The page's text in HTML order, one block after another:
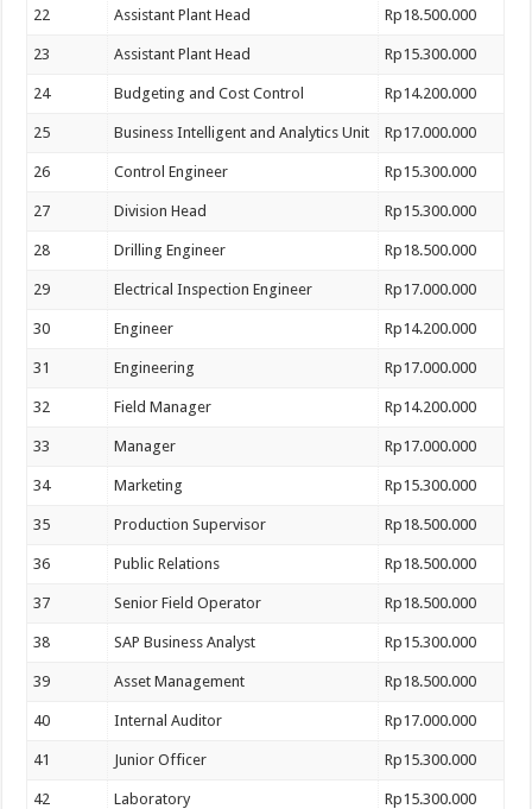
22 Assistant Plant Head Rp18.500.000
23 Assistant Plant Head Rp15.300.000
24 Budgeting and Cost Control Rp14.200.000
25 Business Intelligent and Analytics Unit Rp17.000.000
26 Control Engineer Rp15.300.000
27 Division Head Rp15.300.000
28 Drilling Engineer Rp18.500.000
29 Electrical Inspection Engineer Rp17.000.000
30 Engineer Rp14.200.000
31 Engineering Rp17.000.000
32 Field Manager Rp14.200.000
33 Manager Rp17.000.000
34 Marketing Rp15.300.000
35 Production Supervisor Rp18.500.000
36 Public Relations Rp18.500.000
37 Senior Field Operator Rp18.500.000
38 SAP Business Analyst Rp15.300.000
39 Asset Management Rp18.500.000
40 Internal Auditor Rp17.000.000
41 Junior Officer Rp15.300.000
42 Laboratory Rp15.300.000